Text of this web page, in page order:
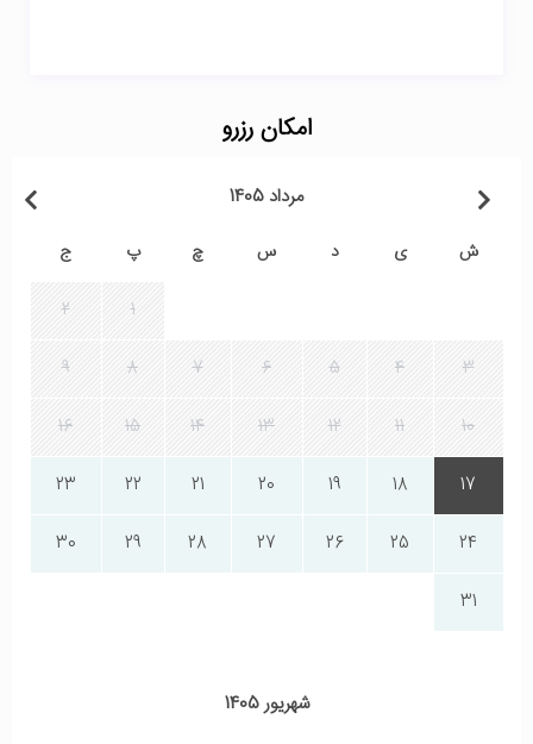
امکان رزرو
مرداد 1405
ش ی د س چ پ ج
1
2
3
4
5
6
7
8
9
10
11
12
13
14
15
16
17
18
19
20
21
22
23
24
25
26
27
28
29
30
31
شهریور 1405